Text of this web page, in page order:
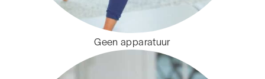
Geen apparatuur